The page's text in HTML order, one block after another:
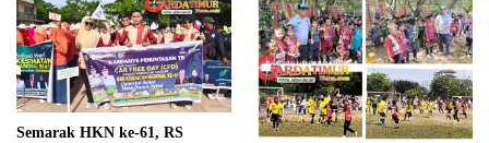
Semarak HKN ke-61, RS